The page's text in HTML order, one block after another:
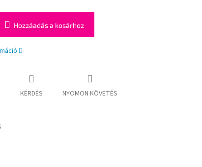
Hozzáadás a kosárhoz
KÉRDÉS NYOMON KÖVETÉS